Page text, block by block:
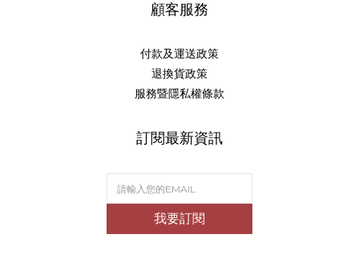
顧客服務
付款及運送政策
退換貨政策
服務暨隱私權條款
訂閱最新資訊
我要訂閱